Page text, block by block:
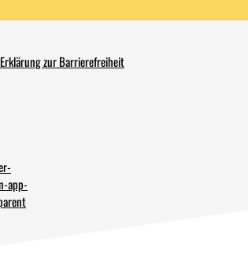
Erklärung zur Barrierefreiheit